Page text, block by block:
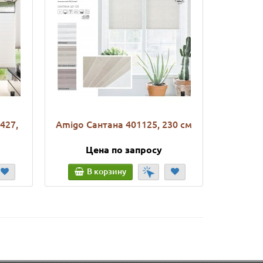
Amigo Сантана 401125, 230 см
Цена по запросу
В корзину